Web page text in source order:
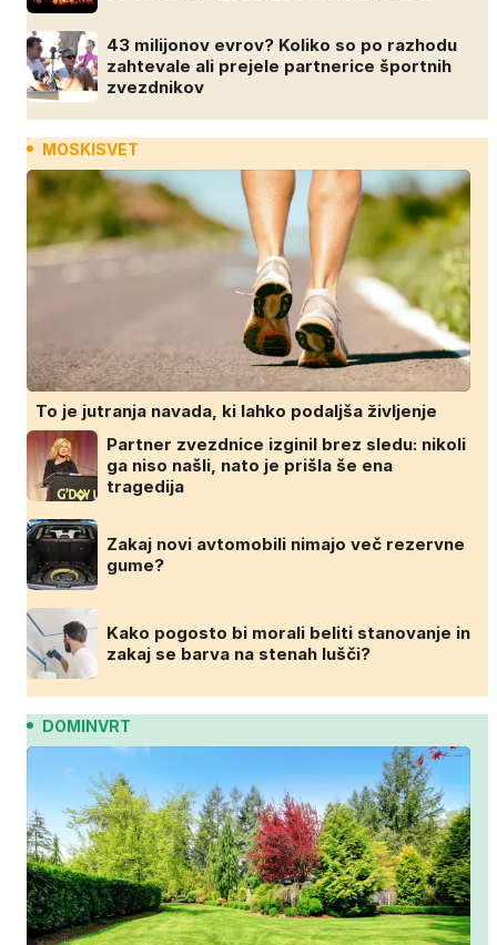
43 milijonov evrov? Koliko so po razhodu
zahtevale ali prejele partnerice športnih
zvezdnikov
MOSKISVET
To je jutranja navada, ki lahko podaljša življenje
Partner zvezdnice izginil brez sledu: nikoli
ga niso našli, nato je prišla še ena
tragedija
Zakaj novi avtomobili nimajo več rezervne
gume?
Kako pogosto bi morali beliti stanovanje in
zakaj se barva na stenah lušči?
DOMINVRT